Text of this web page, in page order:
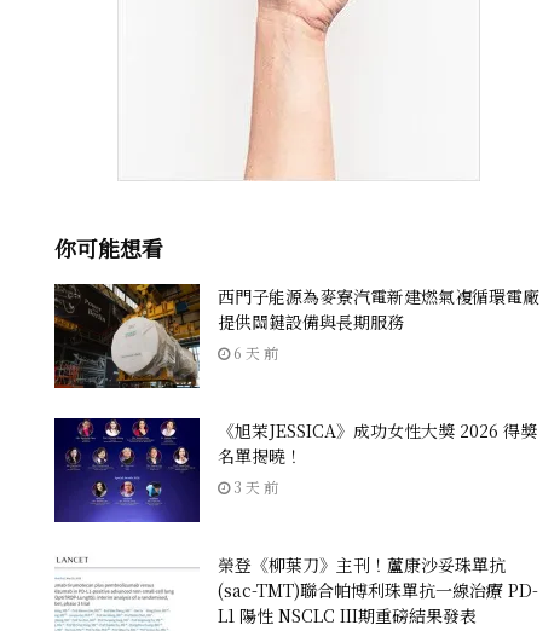
你可能想看
西門子能源為麥寮汽電新建燃氣複循環電廠
提供關鍵設備與長期服務
6 天 前
《旭茉JESSICA》成功女性大獎 2026 得獎
名單揭曉！
3 天 前
榮登《柳葉刀》主刊！蘆康沙妥珠單抗
(sac-TMT)聯合帕博利珠單抗一線治療 PD-
L1 陽性 NSCLC III期重磅結果發表